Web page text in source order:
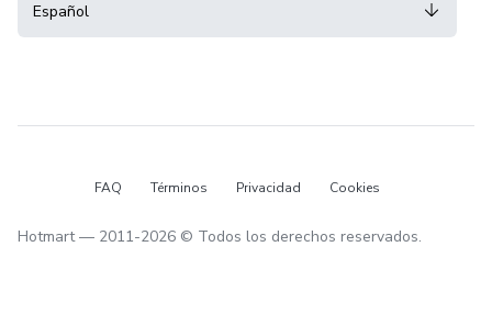
Español
FAQ Términos Privacidad Cookies
Hotmart — 2011-2026 © Todos los derechos reservados.